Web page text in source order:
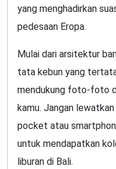
yang menghadirkan
pedesaan Eropa.
Mulai dari arsitektur
tata kebun yang
mendukung foto-foto
kamu. Jangan
pocket atau
untuk mendapatkan
liburan di Bali.